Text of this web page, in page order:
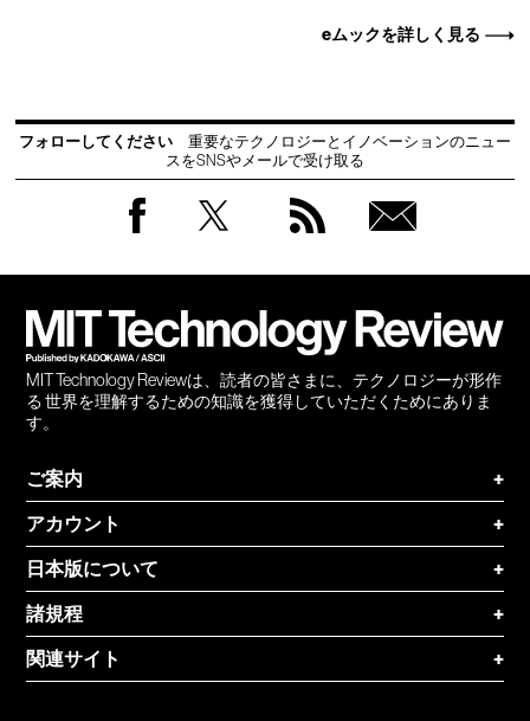
eムックを詳しく見る
フォローしてください
重要なテクノロジーとイノベーションのニュー
スをSNSやメールで受け取る
MIT Technology Reviewは、読者の皆さまに、テクノロジーが形作
る 世界を理解するための知識を獲得していただくためにありま
す。
ご案内
+
アカウント
+
日本版について
+
諸規程
+
関連サイト
+